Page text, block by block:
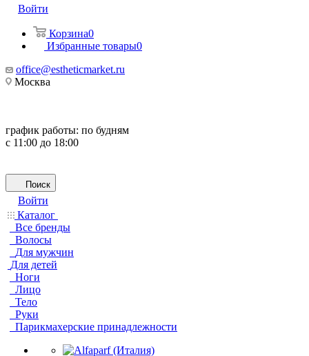
Войти
Корзина0
Избранные товары0
office@estheticmarket.ru
Москва
график работы: по будням
с 11:00 до 18:00
Поиск
Войти
Каталог
Все бренды
Волосы
Для мужчин
Для детей
Ноги
Лицо
Тело
Руки
Парикмахерские принадлежности